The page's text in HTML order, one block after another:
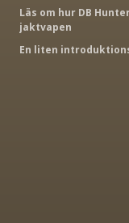
Läs om hur DB
jaktvapen
En liten